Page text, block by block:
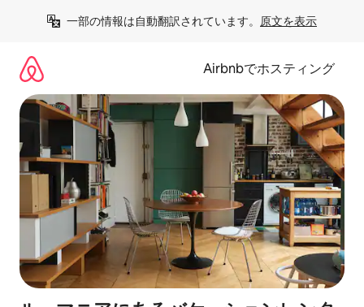
一部の情報は自動翻訳されています。 原文を表示
Airbnbでホスティング